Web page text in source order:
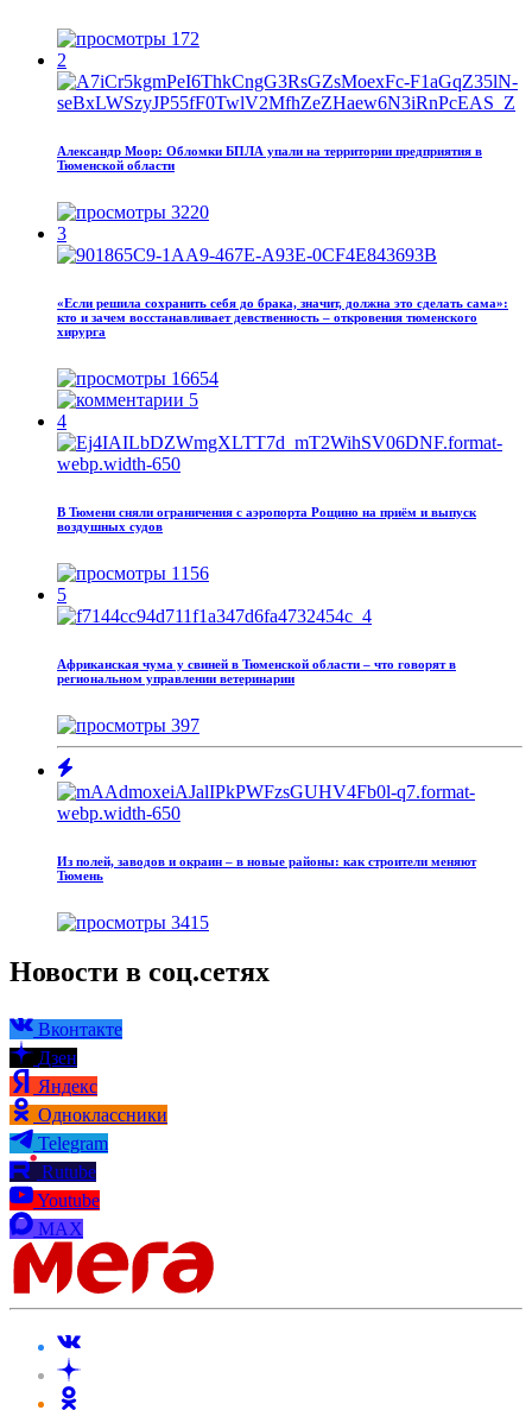
172
2
Александр Моор: Обломки БПЛА упали на территории предприятия в
Тюменской области
3220
3
«Если решила сохранить себя до брака, значит, должна это сделать сама»:
кто и зачем восстанавливает девственность – откровения тюменского
хирурга
16654
5
4
В Тюмени сняли ограничения с аэропорта Рощино на приём и выпуск
воздушных судов
1156
5
Африканская чума у свиней в Тюменской области – что говорят в
региональном управлении ветеринарии
397
Из полей, заводов и окраин – в новые районы: как строители меняют
Тюмень
3415
Новости в соц.сетях
Вконтакте
Дзен
Яндекс
Одноклассники
Telegram
Rutube
Youtube
MAX